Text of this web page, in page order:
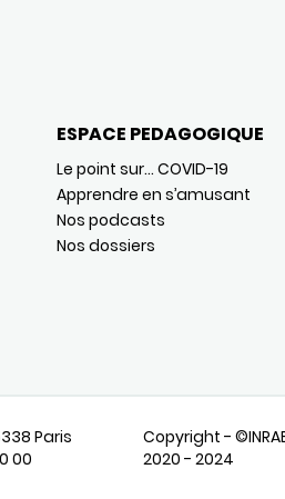
ESPACE PEDAGOGIQUE
Le point sur… COVID-19
Apprendre en s’amusant
Nos podcasts
Nos dossiers
Paris
00
Copyright -
2020 - 2024